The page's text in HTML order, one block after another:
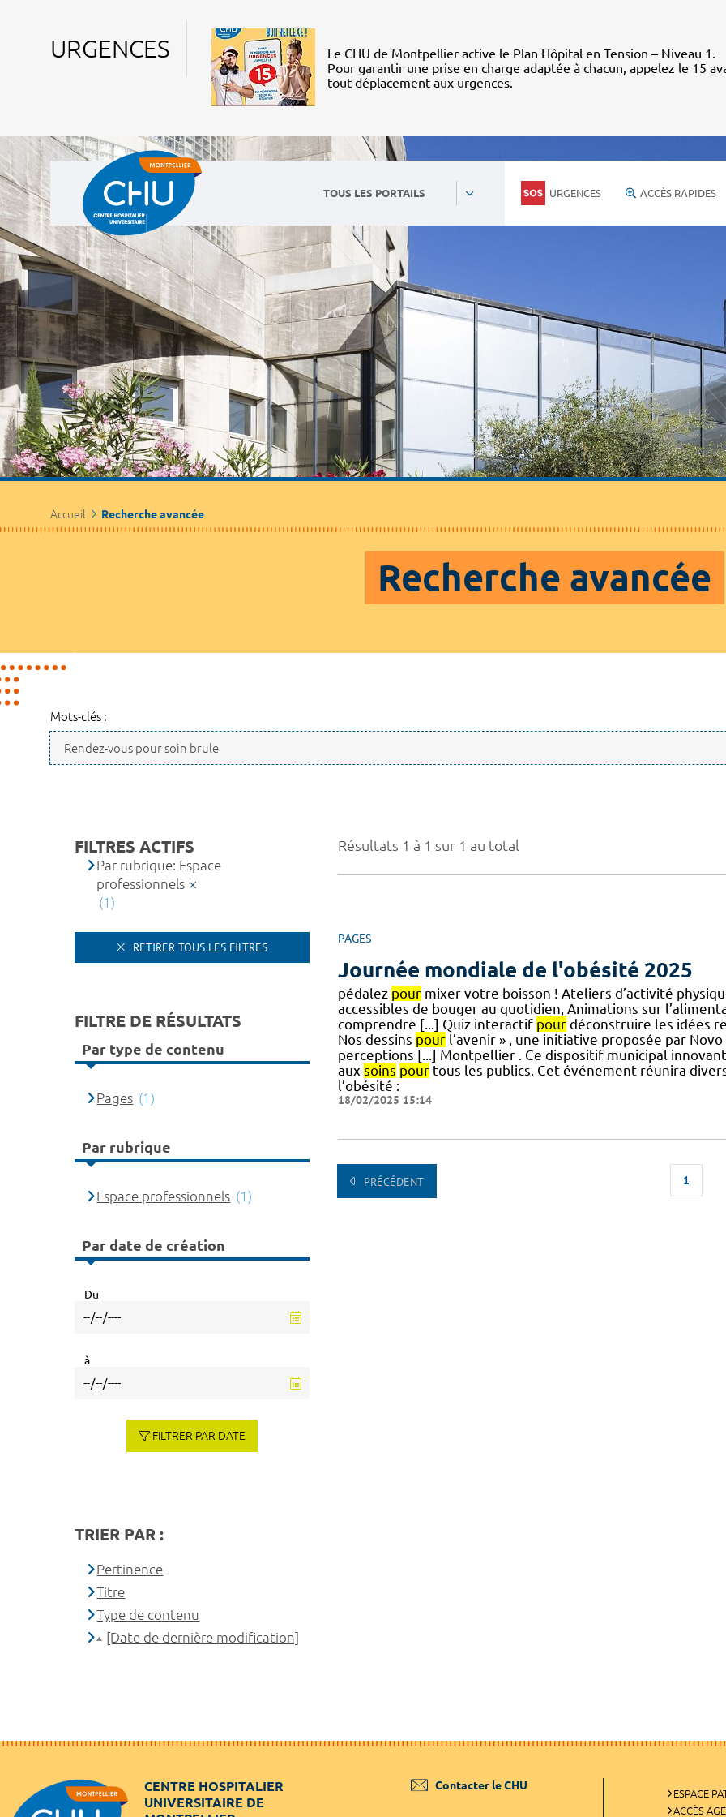
URGENCES
Le CHU de Montpellier active le Plan Hôpital en Tension – Niveau 1.
Pour garantir une prise en charge adaptée à chacun, appelez le 15
tout déplacement aux urgences.
TOUS LES PORTAILS URGENCES ACCÈS RAPIDES
Accueil Recherche avancée
Recherche avancée
Mots-clés :
Résultats 1 à 1 sur 1 au total
PAGES
Journée mondiale de l'obésité 2025
pédalez pourmixer votre boisson ! Ateliers d’activité
accessibles de bouger au quotidien, Animations sur
comprendre [...] Quiz interactif pourdéconstruire les idées
Nos dessins pourl’avenir » , une initiative proposée par
perceptions [...] Montpellier . Ce dispositif municipal
aux soins pourtous les publics. Cet événement réunira
l’obésité :
18/02/2025 15:14
PRÉCÉDENT 1
FILTRES ACTIFS
Par rubrique: Espace
professionnels
(1)
RETIRER TOUS LES FILTRES
FILTRE DE RÉSULTATS
Par type de contenu
Pages (1)
Par rubrique
Espace professionnels (1)
Par date de création
Du
à
FILTRER PAR DATE
TRIER PAR :
Pertinence
Titre
Type de contenu
[Date de dernière modification]
CENTRE HOSPITALIER
UNIVERSITAIRE DE
Contacter le CHU
ESPACE
ACCÈS